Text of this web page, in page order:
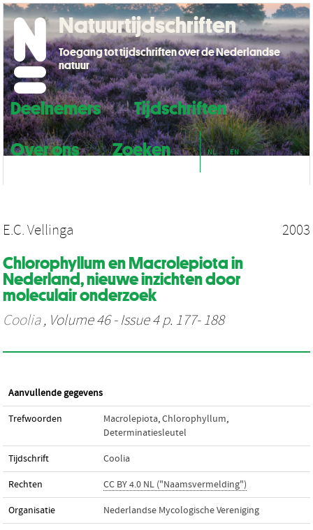
Deelnemers
Tijdschriften
Over ons
Zoeken NL EN
Natuurtijdschriften
Toegang tot tijdschriften over de Nederlandse
natuur
E.C. Vellinga 2003
Chlorophyllum en Macrolepiota in
Nederland, nieuwe inzichten door
moleculair onderzoek
Coolia, Volume 46 - Issue 4 p. 177- 188
Aanvullende gegevens
Trefwoorden Macrolepiota,Chlorophyllum,
Determinatiesleutel
Tijdschrift Coolia
Rechten CC BY 4.0 NL ("Naamsvermelding")
Organisatie Nederlandse Mycologische Vereniging